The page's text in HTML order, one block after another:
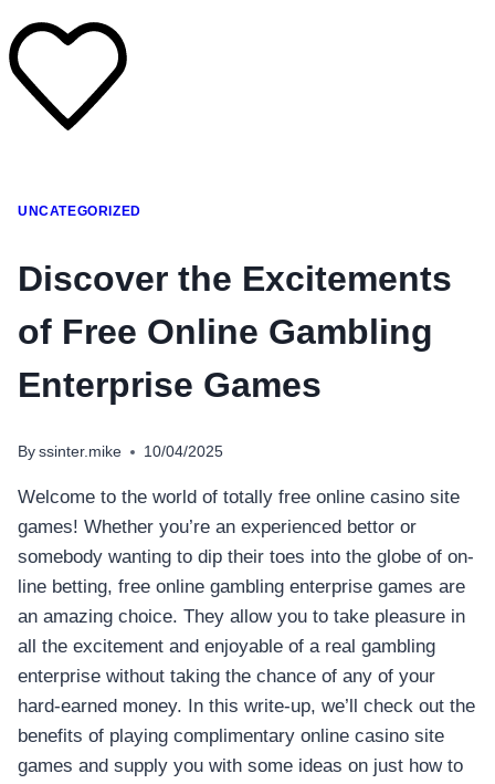
โทรศัพท์มือถือ
โทรศัพท์มือถือ
สินค้าตามแบรนด์
UNCATEGORIZED
Discover the Excitements
of Free Online Gambling
Enterprise Games
By ssinter.mike 10/04/2025
Welcome to the world of totally free online casino site
games! Whether you’re an experienced bettor or
somebody wanting to dip their toes into the globe of on-
line betting, free online gambling enterprise games are
an amazing choice. They allow you to take pleasure in
all the excitement and enjoyable of a real gambling
enterprise without taking the chance of any of your
hard-earned money. In this write-up, we’ll check out the
benefits of playing complimentary online casino site
games and supply you with some ideas on just how to